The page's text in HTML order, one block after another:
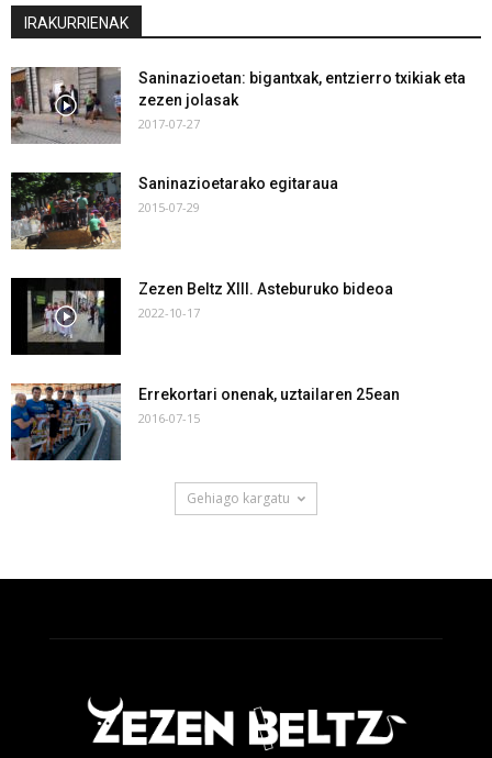
IRAKURRIENAK
Saninazioetan: bigantxak, entzierro txikiak eta
zezen jolasak
2017-07-27
Saninazioetarako egitaraua
2015-07-29
Zezen Beltz XIII. Asteburuko bideoa
2022-10-17
Errekortari onenak, uztailaren 25ean
2016-07-15
Gehiago kargatu